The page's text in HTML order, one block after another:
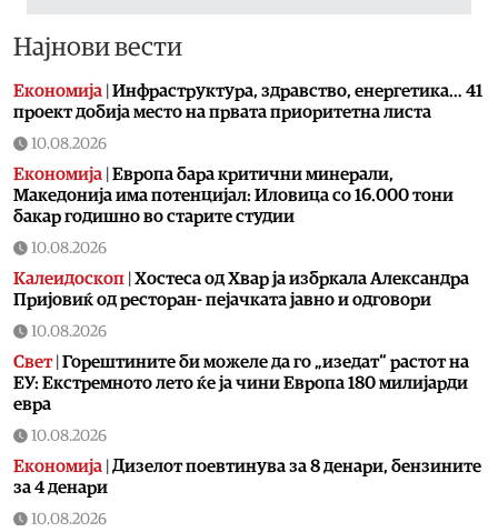
Најнови вести
Економија Инфраструктура, здравство, енергетика… 41
проект добија место на првата приоритетна листа
10.08.2026
Економија Европа бара критични минерали,
Македонија има потенцијал: Иловица со 16.000 тони
бакар годишно во старите студии
10.08.2026
Калеидоскоп Хостеса од Хвар ја избркала Александра
Пријовиќ од ресторан- пејачката јавно и одговори
10.08.2026
Свет| Горештините би можеле да го „изедат“ растот на
ЕУ: Екстремното лето ќе ја чини Европа 180 милијарди
евра
10.08.2026
Економија Дизелот поевтинува за 8 денари, бензините
за 4 денари
10.08.2026